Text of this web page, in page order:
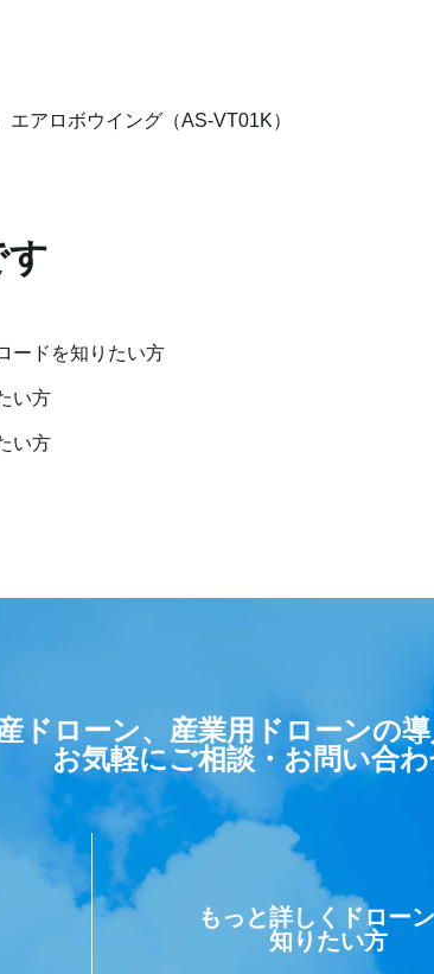
アロボウイング（AS-VT01K）
す
ードを知りたい方
い方
い方
ドローン、産業用ドローンの
お気軽にご相談・お問い合わ
もっと詳しくドロー
知りたい方